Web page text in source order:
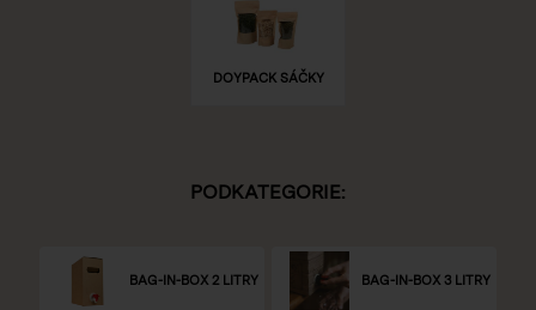
DOYPACK SÁČKY
PODKATEGORIE:
BAG-IN-BOX 2 LITRY BAG-IN-BOX 3 LITRY